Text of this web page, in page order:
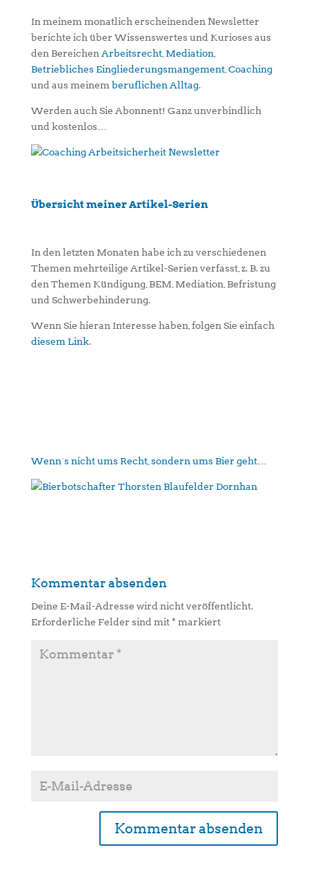
In meinem monatlich erscheinenden Newsletter
berichte ich über Wissenswertes und Kurioses aus
den BereichenArbeitsrecht,Mediation,
Betriebliches Eingliederungsmangement,Coaching
und aus meinemberuflichen Alltag.
Werden auch Sie Abonnent! Ganz unverbindlich
und kostenlos…
Übersicht meiner Artikel-Serien
In den letzten Monaten habe ich zu verschiedenen
Themen mehrteilige Artikel-Serien verfasst, z. B. zu
den Themen Kündigung, BEM, Mediation, Befristung
und Schwerbehinderung.
Wenn Sie hieran Interesse haben, folgen Sie einfach
diesem Link.
Wenn´s nicht ums Recht, sondern ums Bier geht…
Kommentar absenden
Deine E-Mail-Adresse wird nicht veröffentlicht.
Erforderliche Felder sind mit* markiert